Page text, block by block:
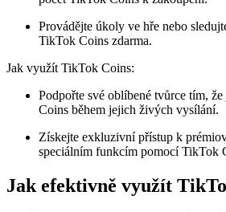
Provádějte úkoly ve hře nebo
TikTok Coins zdarma.
Jak využít TikTok Coins:
Podpořte své oblíbené tvůrce tím,
Coins během jejich živých vysílání.
Získejte exkluzivní přístup k
speciálním funkcím pomocí TikTok
Jak efektivně využít